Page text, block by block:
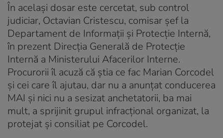
În același dosar este cercetat, sub control
judiciar, Octavian Cristescu, comisar şef la
Departament de Informaţii şi Protecţie Internă,
în prezent Direcția Generală de Protecție
Internă a Ministerului Afacerilor Interne.
Procurorii îl acuză că știa ce fac Marian Corcodel
și cei care îl ajutau, dar nu a anunțat conducerea
MAI și nici nu a sesizat anchetatorii, ba mai
mult, a sprijinit grupul infracțional organizat, la
protejat și consiliat pe Corcodel.